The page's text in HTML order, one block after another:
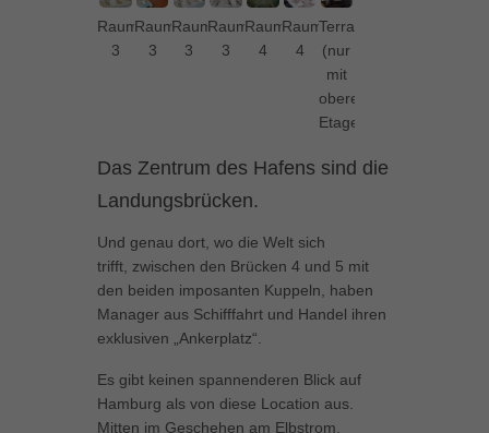
Raum
3
Raum
3
Raum
3
Raum
3
Raum
4
Raum
4
Terrasse
(nur
mit
oberer
Etage)
Das Zentrum des Hafens sind die
Landungsbrücken.
Und genau dort, wo die Welt sich
trifft, zwischen den Brücken 4 und 5 mit
den beiden imposanten Kuppeln, haben
Manager aus Schifffahrt und Handel ihren
exklusiven „Ankerplatz“.
Es gibt keinen spannenderen Blick auf
Hamburg als von diese Location aus.
Mitten im Geschehen am Elbstrom.
können Ihre Einwilligung zu ganzen Kategorien geben oder sich
Cookies auswählen.
Speichern
Datenschutzeinstellungen
Essenziell (1)
die einwandfreie Funktion der Website erforderlich.
Marketing (1)
um personalisierte Werbung anzuzeigen. Sie tun dies, indem sie
Besucher über Websites hinweg verfolgen.